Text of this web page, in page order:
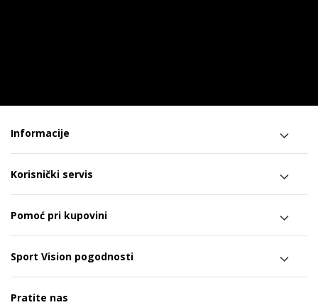
Informacije
Korisnički servis
Pomoć pri kupovini
Sport Vision pogodnosti
Pratite nas